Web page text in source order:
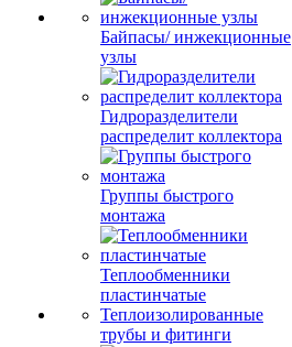
Байпасы/ инжекционные
узлы
Гидроразделители
распределит коллектора
Группы быстрого
монтажа
Теплообменники
пластинчатые
Теплоизолированные
трубы и фитинги